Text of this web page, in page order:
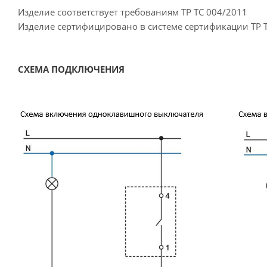
Изделие соответствует требованиям ТР ТС 004/2011
Изделие сертифицировано в системе сертификации ТР
СХЕМА ПОДКЛЮЧЕНИЯ